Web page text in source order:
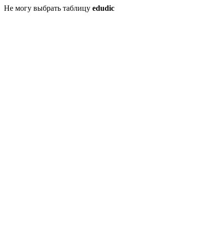
Не могу выбрать таблицу edudic